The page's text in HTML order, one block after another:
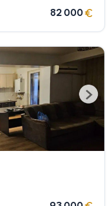
82 000